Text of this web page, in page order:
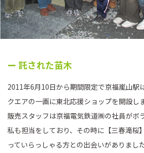
ー 託された苗木
2011年6月10日から期間限定で京福嵐山駅
クエアの一画に東北応援ショップを開設し
販売スタッフは京福電気鉄道㈱の社員がボ
私も担当をしており、その時に【三春滝桜
っていらっしゃる方との出会いがありました